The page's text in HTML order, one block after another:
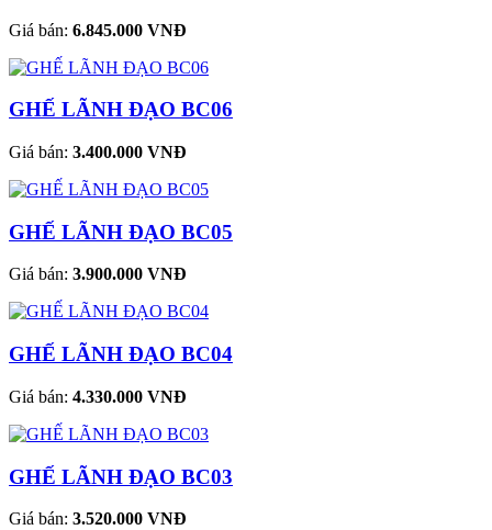
Giá bán: 6.845.000 VNĐ
GHẾ LÃNH ĐẠO BC06
Giá bán: 3.400.000 VNĐ
GHẾ LÃNH ĐẠO BC05
Giá bán: 3.900.000 VNĐ
GHẾ LÃNH ĐẠO BC04
Giá bán: 4.330.000 VNĐ
GHẾ LÃNH ĐẠO BC03
Giá bán: 3.520.000 VNĐ